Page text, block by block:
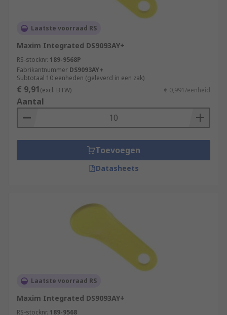
Laatste voorraad RS
Maxim Integrated DS9093AY+
RS-stocknr. 189-9568P
Fabrikantnummer DS9093AY+
Subtotaal 10 eenheden (geleverd in een zak)
€ 9,91(excl. BTW) € 0,991/eenheid
Aantal
Toevoegen
Datasheets
Laatste voorraad RS
Maxim Integrated DS9093AY+
RS-stocknr. 189-9568